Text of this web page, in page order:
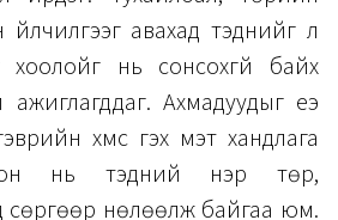
авахад тэднийг үл
хоолойг нь сонсохгүй байх
ажиглагддаг. Ахмадуудыг үеэ
хүмүүс гэх мэт хандлага
нь тэдний нэр төр,
сөргөөр нөлөөлж байгаа юм.